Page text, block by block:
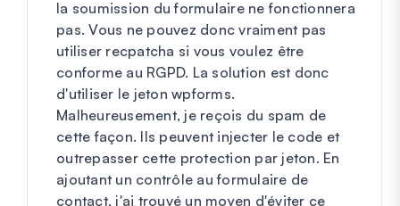
la soumission du formulaire ne fonctionnera
pas. Vous ne pouvez donc vraiment pas
utiliser recpatcha si vous voulez être
conforme au RGPD. La solution est donc
d'utiliser le jeton wpforms.
Malheureusement, je reçois du spam de
cette façon. Ils peuvent injecter le code et
outrepasser cette protection par jeton. En
ajoutant un contrôle au formulaire de
contact, j'ai trouvé un moyen d'éviter ce